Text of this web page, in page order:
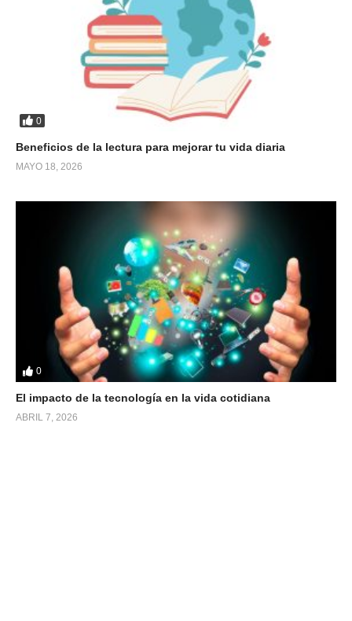
0
Beneficios de la lectura para mejorar tu vida diaria
MAYO 18, 2026
0
El impacto de la tecnología en la vida cotidiana
ABRIL 7, 2026